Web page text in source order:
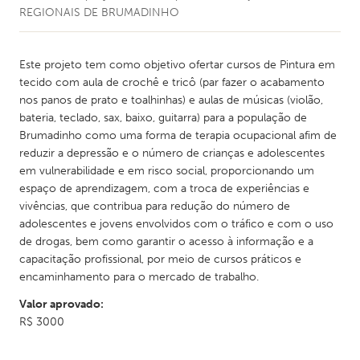
REGIONAIS DE BRUMADINHO
Este projeto tem como objetivo ofertar cursos de Pintura em
tecido com aula de crochê e tricô (par fazer o acabamento
nos panos de prato e toalhinhas) e aulas de músicas (violão,
bateria, teclado, sax, baixo, guitarra) para a população de
Brumadinho como uma forma de terapia ocupacional afim de
reduzir a depressão e o número de crianças e adolescentes
em vulnerabilidade e em risco social, proporcionando um
espaço de aprendizagem, com a troca de experiências e
vivências, que contribua para redução do número de
adolescentes e jovens envolvidos com o tráfico e com o uso
de drogas, bem como garantir o acesso à informação e a
capacitação profissional, por meio de cursos práticos e
encaminhamento para o mercado de trabalho.
Valor aprovado:
R$ 3000